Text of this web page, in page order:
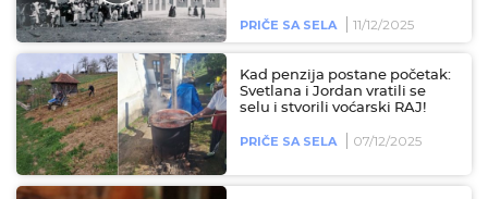
PRIČE SA SELA 11/12/2025
Kad penzija postane početak:
Svetlana i Jordan vratili se
selu i stvorili voćarski RAJ!
PRIČE SA SELA 07/12/2025